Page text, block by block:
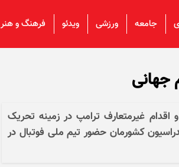
جامعه ورزشی ویدئو فرهنگ و هنر
جهانی
اقدام غیرمتعارف ترامپ در زمینه تحریک
کشورمان حضور تیم ملی فوتبال در